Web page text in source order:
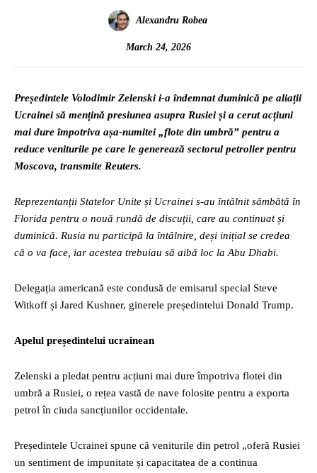
Alexandru Robea
March 24, 2026
Președintele Volodimir Zelenski i-a îndemnat duminică pe aliații
Ucrainei să mențină presiunea asupra Rusiei și a cerut acțiuni
mai dure împotriva așa-numitei „flote din umbră” pentru a
reduce veniturile pe care le generează sectorul petrolier pentru
Moscova, transmite Reuters.
Reprezentanții Statelor Unite și Ucrainei s-au întâlnit sâmbătă în
Florida pentru o nouă rundă de discuții, care au continuat și
duminică. Rusia nu participă la întâlnire, deși inițial se credea
că o va face, iar acestea trebuiau să aibă loc la Abu Dhabi.
Delegația americană este condusă de emisarul special Steve
Witkoff și Jared Kushner, ginerele președintelui Donald Trump.
Apelul președintelui ucrainean
Zelenski a pledat pentru acțiuni mai dure împotriva flotei din
umbră a Rusiei, o rețea vastă de nave folosite pentru a exporta
petrol în ciuda sancțiunilor occidentale.
Președintele Ucrainei spune că veniturile din petrol „oferă Rusiei
un sentiment de impunitate și capacitatea de a continua